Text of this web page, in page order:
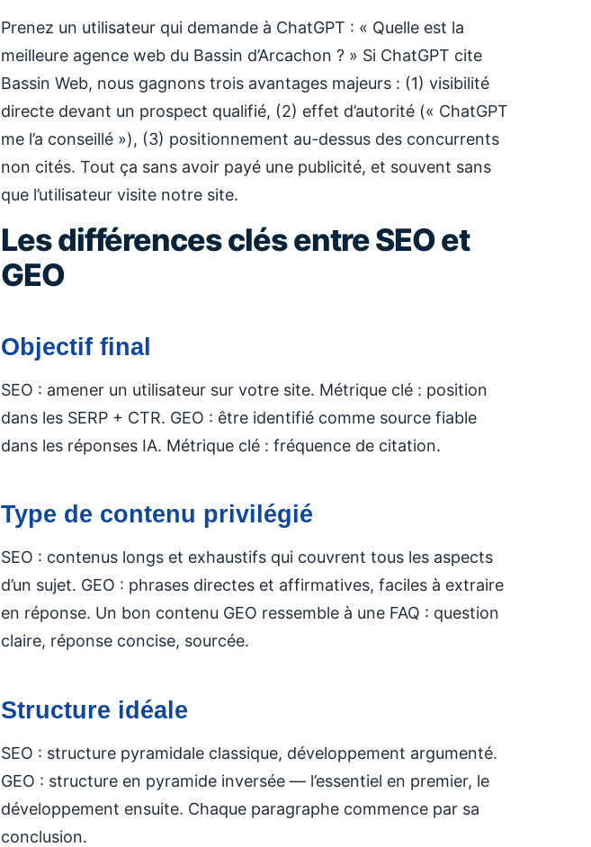
Prenez un utilisateur qui demande à ChatGPT : « Quelle est la
meilleure agence web du Bassin d’Arcachon ? » Si ChatGPT cite
Bassin Web, nous gagnons trois avantages majeurs : (1) visibilité
directe devant un prospect qualifié, (2) effet d’autorité (« ChatGPT
me l’a conseillé »), (3) positionnement au-dessus des concurrents
non cités. Tout ça sans avoir payé une publicité, et souvent sans
que l’utilisateur visite notre site.
Les différences clés entre SEO et
GEO
Objectif final
SEO : amener un utilisateur sur votre site. Métrique clé : position
dans les SERP + CTR. GEO : être identifié comme source fiable
dans les réponses IA. Métrique clé : fréquence de citation.
Type de contenu privilégié
SEO : contenus longs et exhaustifs qui couvrent tous les aspects
d’un sujet. GEO : phrases directes et affirmatives, faciles à extraire
en réponse. Un bon contenu GEO ressemble à une FAQ : question
claire, réponse concise, sourcée.
Structure idéale
SEO : structure pyramidale classique, développement argumenté.
GEO : structure en pyramide inversée — l’essentiel en premier, le
développement ensuite. Chaque paragraphe commence par sa
conclusion.